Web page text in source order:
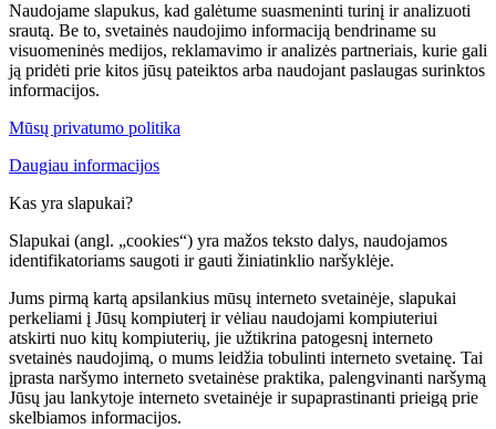
Naudojame slapukus, kad galėtume suasmeninti turinį ir analizuoti
srautą. Be to, svetainės naudojimo informaciją bendriname su
visuomeninės medijos, reklamavimo ir analizės partneriais, kurie gali
ją pridėti prie kitos jūsų pateiktos arba naudojant paslaugas surinktos
informacijos.
Mūsų privatumo politika
Daugiau informacijos
Kas yra slapukai?
Slapukai (angl. „cookies“) yra mažos teksto dalys, naudojamos
identifikatoriams saugoti ir gauti žiniatinklio naršyklėje.
Jums pirmą kartą apsilankius mūsų interneto svetainėje, slapukai
perkeliami į Jūsų kompiuterį ir vėliau naudojami kompiuteriui
atskirti nuo kitų kompiuterių, jie užtikrina patogesnį interneto
svetainės naudojimą, o mums leidžia tobulinti interneto svetainę. Tai
įprasta naršymo interneto svetainėse praktika, palengvinanti naršymą
Jūsų jau lankytoje interneto svetainėje ir supaprastinanti prieigą prie
skelbiamos informacijos.